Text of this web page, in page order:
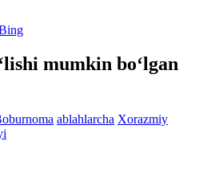
mumkin bo‘lgan
ablahlarcha Xorazmiy